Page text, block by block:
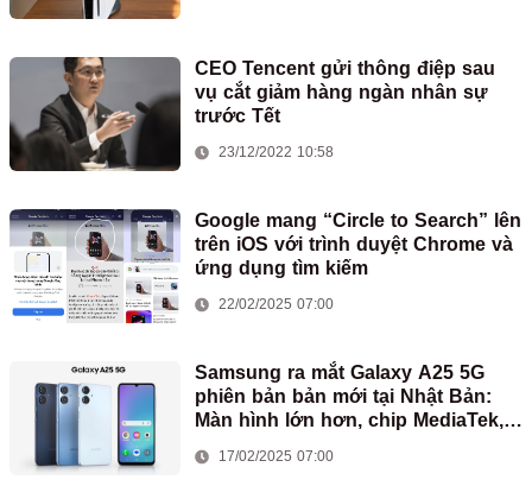
CEO Tencent gửi thông điệp sau
vụ cắt giảm hàng ngàn nhân sự
trước Tết
23/12/2022 10:58
Google mang “Circle to Search” lên
trên iOS với trình duyệt Chrome và
ứng dụng tìm kiếm
22/02/2025 07:00
Samsung ra mắt Galaxy A25 5G
phiên bản bản mới tại Nhật Bản:
Màn hình lớn hơn, chip MediaTek,
17/02/2025 07:00